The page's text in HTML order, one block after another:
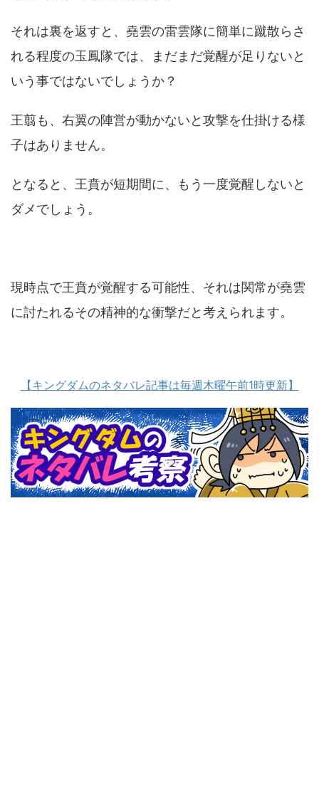
それは裏を返すと、堯雲の雷雲隊に簡単に蹴散らさ
れる程度の玉鳳隊では、まだまだ覚醒が足りないと
いう事ではないでしょうか？
王翦も、右翼の陣営が動かないと攻撃を仕掛ける様
子はありません。
となると、王賁が短期間に、もう一度覚醒しないと
ダメでしょう。
現時点で王賁が覚醒する可能性、それは関常が堯雲
に討たれるその精神的な衝撃だと考えられます。
【キングダムのネタバレ記事は毎週木曜午前1時更新】